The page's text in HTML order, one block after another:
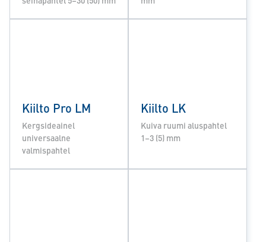
Kiilto Pro LM
Kergsideainel
universaalne
valmispahtel
Kiilto LK
Kuiva ruumi aluspahtel
1–3 (5) mm